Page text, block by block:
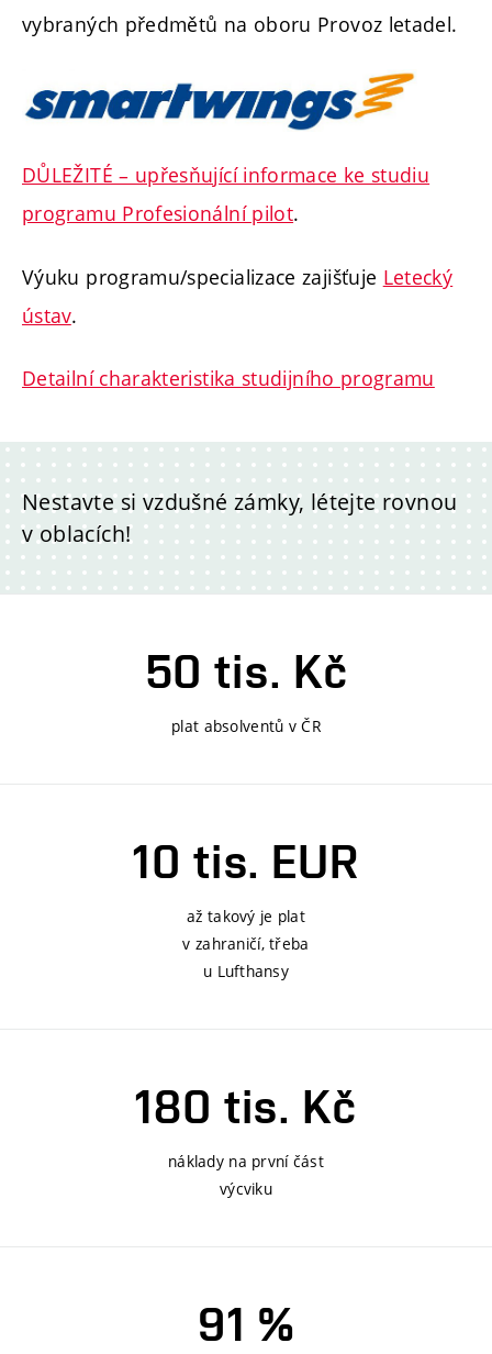
vybraných předmětů na oboru Provoz letadel.
DŮLEŽITÉ – upřesňující informace ke studiu
programu Profesionální pilot.
Výuku programu/specializace zajišťuje Letecký
ústav.
Detailní charakteristika studijního programu
Nestavte si vzdušné zámky, létejte rovnou
v oblacích!
50 tis. Kč
plat absolventů v ČR
10 tis. EUR
až takový je plat
v zahraničí, třeba
u Lufthansy
180 tis. Kč
náklady na první část
výcviku
91 %